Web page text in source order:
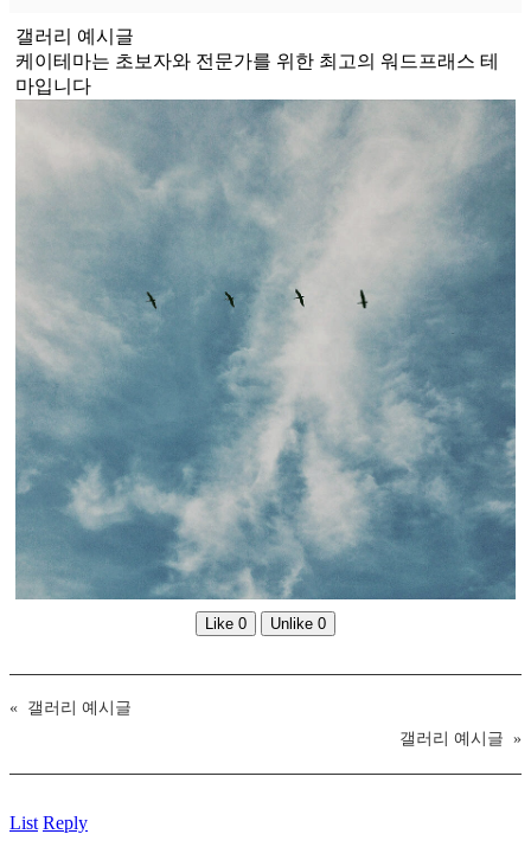
갤러리 예시글
케이테마는 초보자와 전문가를 위한 최고의 워드프래스 테
마입니다
Like 0 Unlike 0
« 갤러리 예시글
갤러리 예시글 »
List Reply